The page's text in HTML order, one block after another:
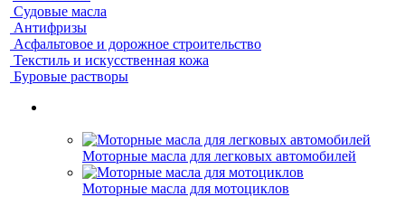
Судовые масла
Антифризы
Асфальтовое и дорожное строительство
Текстиль и искусственная кожа
Буровые растворы
Моторные масла для легковых автомобилей
Моторные масла для мотоциклов